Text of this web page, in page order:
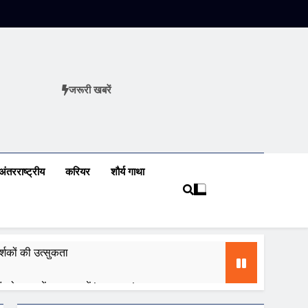
जरूरी खबरें
करियर शौर्य गाथा
की उत्सुकता
को ध्यान में रखकर करें innovation